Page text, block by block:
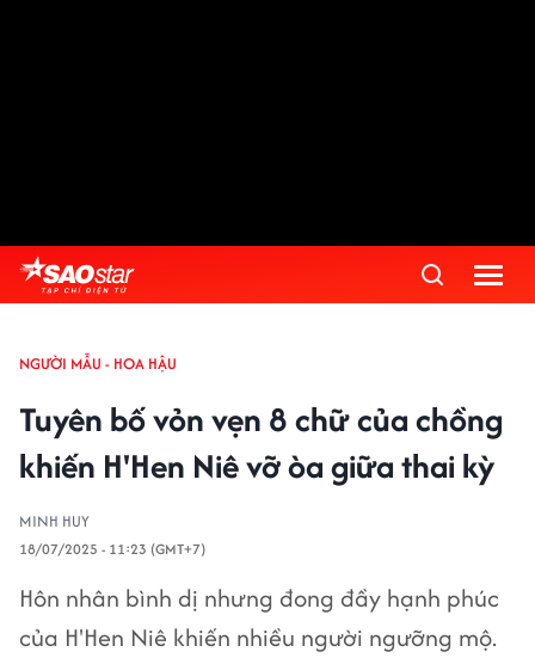
NGƯỜI MẪU - HOA HẬU
Tuyên bố vỏn vẹn 8 chữ của chồng
khiến H'Hen Niê vỡ òa giữa thai kỳ
MINH HUY
18/07/2025 - 11:23 (GMT+7)
Hôn nhân bình dị nhưng đong đầy hạnh phúc
của H'Hen Niê khiến nhiều người ngưỡng mộ.